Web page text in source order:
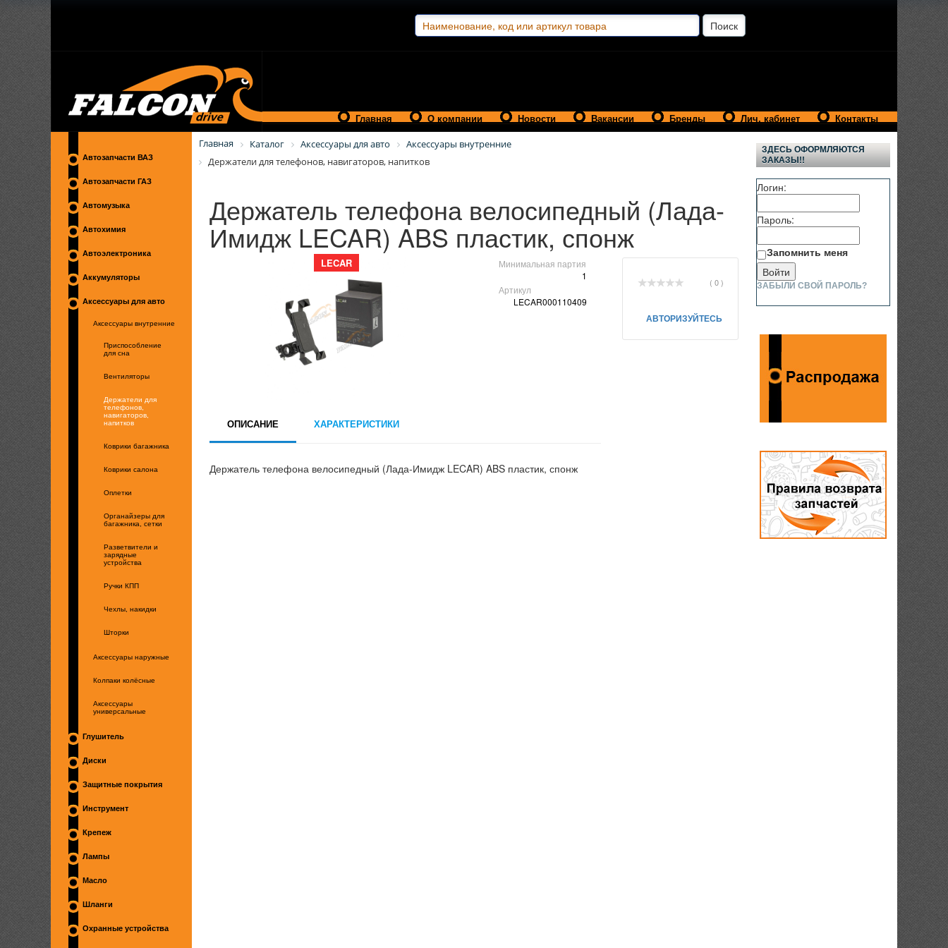
Главная О компании Новости Вакансии Бренды Лич. кабинет Контакты
Автозапчасти ВАЗ
Автозапчасти ГАЗ
Автомузыка
Автохимия
Автоэлектроника
Аккумуляторы
Аксессуары для авто
Аксессуары внутренние
Приспособление
для сна
Вентиляторы
Держатели для
телефонов,
навигаторов,
напитков
Коврики багажника
Коврики салона
Оплетки
Органайзеры для
багажника, сетки
Разветвители и
зарядные
устройства
Ручки КПП
Чехлы, накидки
Шторки
Аксессуары наружные
Колпаки колёсные
Аксессуары
универсальные
Глушитель
Диски
Защитные покрытия
Инструмент
Крепеж
Лампы
Масло
Шланги
Охранные устройства
Главная Каталог Аксессуары для авто
Аксессуары внутренние
Держатели для телефонов, навигаторов, напитков
Держатель телефона велосипедный (Лада-
Имидж LECAR) ABS пластик, спонж
LECAR
Минимальная партия
1
Артикул
LECAR000110409
( 0 )
АВТОРИЗУЙТЕСЬ
ОПИСАНИЕ ХАРАКТЕРИСТИКИ
Держатель телефона велосипедный (Лада-Имидж LECAR) ABS пластик, спонж
ЗДЕСЬ ОФОРМЛЯЮТСЯ
ЗАКАЗЫ!!
Логин:
Пароль:
Запомнить меня
ЗАБЫЛИ СВОЙ ПАРОЛЬ?